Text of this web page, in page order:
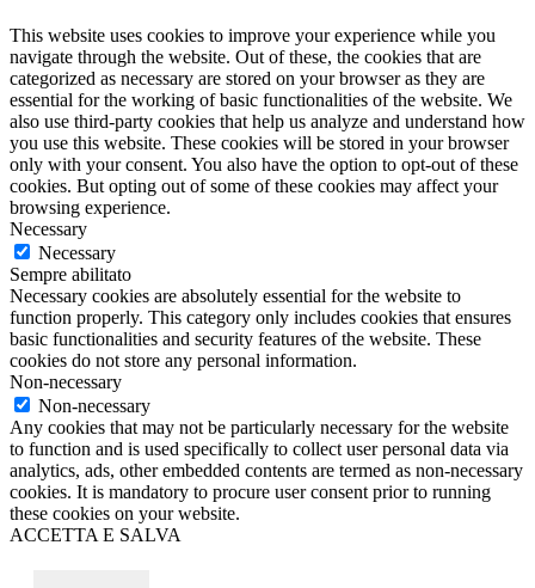
This website uses cookies to improve your experience while you
navigate through the website. Out of these, the cookies that are
categorized as necessary are stored on your browser as they are
essential for the working of basic functionalities of the website. We
also use third-party cookies that help us analyze and understand how
you use this website. These cookies will be stored in your browser
only with your consent. You also have the option to opt-out of these
cookies. But opting out of some of these cookies may affect your
browsing experience.
Necessary
Necessary
Sempre abilitato
Necessary cookies are absolutely essential for the website to
function properly. This category only includes cookies that ensures
basic functionalities and security features of the website. These
cookies do not store any personal information.
Non-necessary
Non-necessary
Any cookies that may not be particularly necessary for the website
to function and is used specifically to collect user personal data via
analytics, ads, other embedded contents are termed as non-necessary
cookies. It is mandatory to procure user consent prior to running
these cookies on your website.
ACCETTA E SALVA